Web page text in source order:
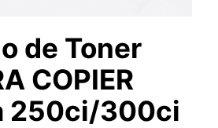
de Toner
COPIER
250ci/300ci